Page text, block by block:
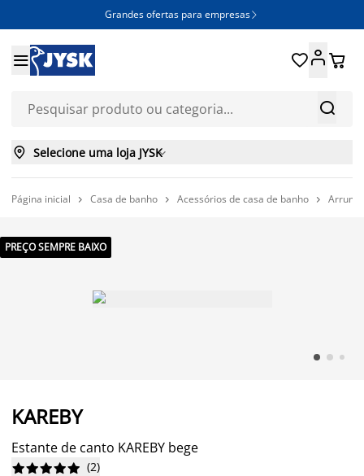
Grandes ofertas para empresas 


 
 Selecione uma loja JYSK
Página inicial  Casa de banho  Acessórios de casa de banho 
PREÇO SEMPRE BAIXO
KAREBY
Estante de canto KAREBY bege





 (2)